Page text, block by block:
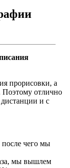
прорисовки, а
Поэтому отлично
и с
после чего мы
мы вышлем